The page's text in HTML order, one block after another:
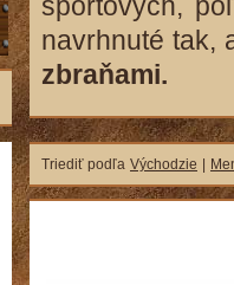
navrhnuté tak,
zbraňami.
Triediť podľa Východzie